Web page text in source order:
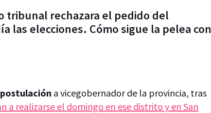
tribunal rechazara el pedido del
las elecciones. Cómo sigue la pelea con
a vicegobernador de la provincia, tras
a realizarse el domingo en ese distrito y en San